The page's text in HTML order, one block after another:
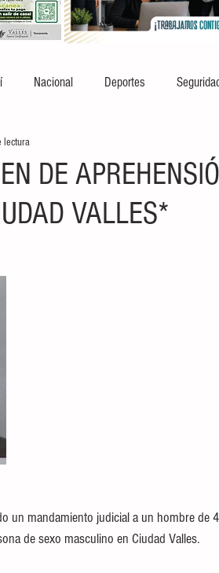
Nacional Deportes
DE
VALLES*
lectura
un mandamiento judicial a un hombre de
de sexo masculino en Ciudad Valles.